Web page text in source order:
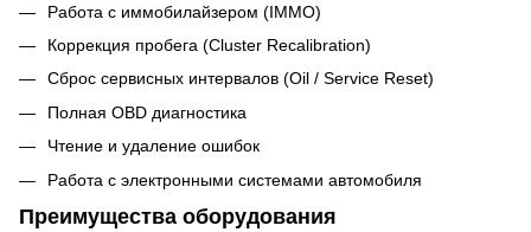
Работа с иммобилайзером (IMMO)
Коррекция пробега (Cluster Recalibration)
Сброс сервисных интервалов (Oil / Service Reset)
Полная OBD диагностика
Чтение и удаление ошибок
Работа с электронными системами автомобиля
Преимущества оборудования